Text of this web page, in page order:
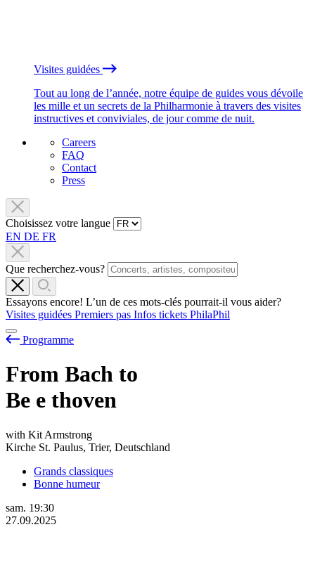
Visites guidées
Tout au long de l’année, notre équipe de guides vous dévoile
les mille et un secrets de la Philharmonie à travers des visites
instructives et conviviales, de jour comme de nuit.
Careers
FAQ
Contact
Press
Choisissez votre langue
EN DE FR
Que recherchez-vous?
Essayons encore! L’un de ces mots-clés pourrait-il vous aider?
Visites guidées Premiers pas Infos tickets PhilaPhil
Programme
From Bach to
Be e thoven
with Kit Armstrong
Kirche St. Paulus, Trier, Deutschland
Grands classiques
Bonne humeur
sam. 19:30
27.09.2025